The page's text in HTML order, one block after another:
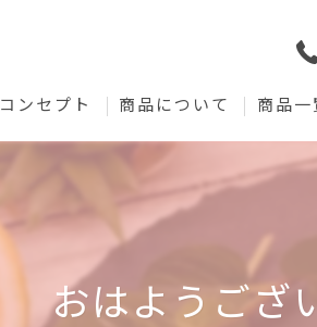
コンセプト 商品について 商品一
おはようご